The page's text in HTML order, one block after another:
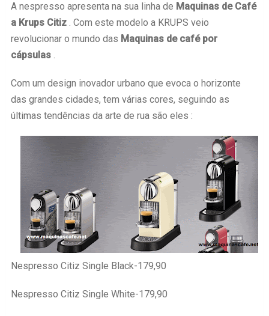
A nespresso apresenta na sua linha de Maquinas de Café
a Krups Citiz. Com este modelo a KRUPS veio
revolucionar o mundo das Maquinas de café por
cápsulas.
Com um design inovador urbano que evoca o horizonte
das grandes cidades, tem várias cores, seguindo as
últimas tendências da arte de rua são eles :
Nespresso Citiz Single Black-179,90
Nespresso Citiz Single White-179,90